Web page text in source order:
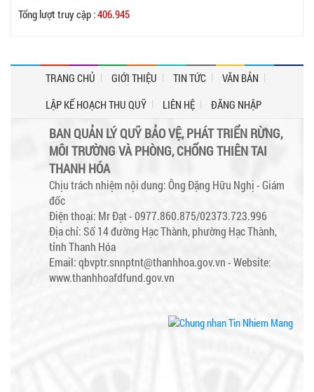
Tổng lượt truy cập :406.945
TRANG CHỦ GIỚI THIỆU TIN TỨC
VĂN BẢN
LẬP KẾ HOẠCH THU QUỸ
LIÊN HỆ ĐĂNG NHẬP
BAN QUẢN LÝ QUỸ BẢO VỆ, PHÁT TRIỂN RỪNG,
MÔI TRƯỜNG VÀ PHÒNG, CHỐNG THIÊN TAI
THANH HÓA
Chịu trách nhiệm nội dung: Ông Đặng Hữu Nghị - Giám
đốc
Điện thoại: Mr Đạt - 0977.860.875/02373.723.996
Địa chỉ: Số 14 đường Hạc Thành, phường Hạc Thành,
tỉnh Thanh Hóa
Email: qbvptr.snnptnt@thanhhoa.gov.vn -Website:
www.thanhhoafdfund.gov.vn